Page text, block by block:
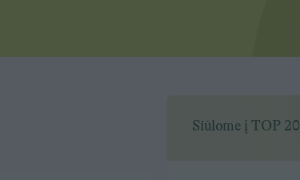
Siūlome į TOP 20